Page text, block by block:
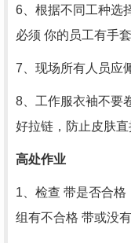
6、根据不同工种选
必须 你的员工有手套
7、现场所有人员应
8、工作服衣袖不要
好拉链，防止皮肤直
高处作业
1、检查 带是否合
组有不合格 带或没